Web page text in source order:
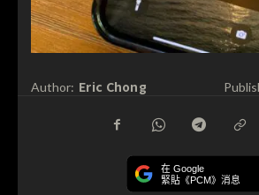
Author: Eric Chong
在 Google
緊貼《PCM》消息